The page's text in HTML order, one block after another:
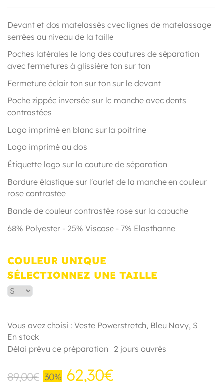
Devant et dos matelassés avec lignes de matelassage
serrées au niveau de la taille
Poches latérales le long des coutures de séparation
avec fermetures à glissière ton sur ton
Fermeture éclair ton sur ton sur le devant
Poche zippée inversée sur la manche avec dents
contrastées
Logo imprimé en blanc sur la poitrine
Logo imprimé au dos
Étiquette logo sur la couture de séparation
Bordure élastique sur l'ourlet de la manche en couleur
rose contrastée
Bande de couleur contrastée rose sur la capuche
68% Polyester - 25% Viscose - 7% Elasthanne
COULEUR UNIQUE
SÉLECTIONNEZ UNE TAILLE
Vous avez choisi : Veste Powerstretch, Bleu Navy, S
En stock
Délai prévu de préparation : 2 jours ouvrés
89,00€ 30% 62,30€